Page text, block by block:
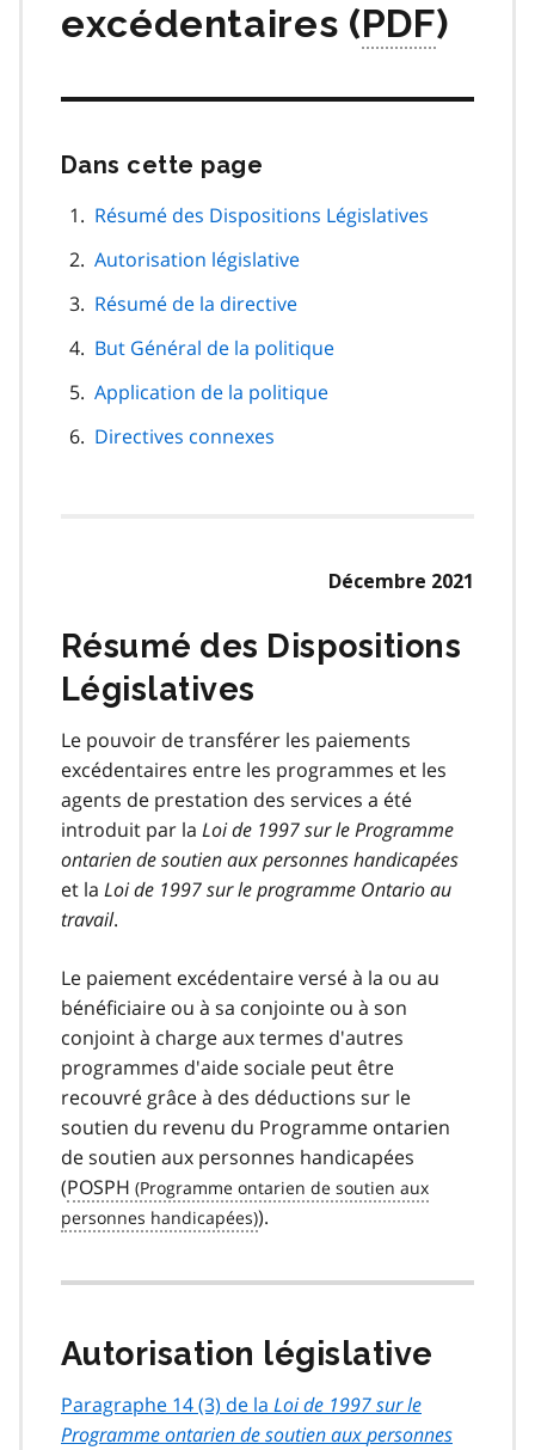
excédentaires (PDF)
Dans cette page
navigation
page
Résumé des Dispositions Législatives
Autorisation législative
Résumé de la directive
But Général de la politique
Application de la politique
Directives connexes
Décembre 2021
Résumé des Dispositions
Législatives
Le pouvoir de transférer les paiements
excédentaires entre les programmes et les
agents de prestation des services a été
introduit par la Loi de 1997 sur le Programme
ontarien de soutien aux personnes handicapées
et la Loi de 1997 sur le programme Ontario au
travail.
Le paiement excédentaire versé à la ou au
bénéficiaire ou à sa conjointe ou à son
conjoint à charge aux termes d'autres
programmes d'aide sociale peut être
recouvré grâce à des déductions sur le
soutien du revenu du Programme ontarien
de soutien aux personnes handicapées
(POSPH
).
Autorisation législative
Paragraphe 14 (3) de la Loi de 1997 sur le
Programme ontarien de soutien auxpersonnes